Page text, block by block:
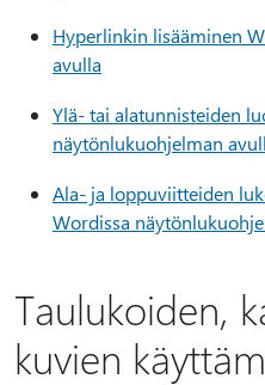
Hyperlinkin lisääminen
avulla
Ylä- tai alatunnisteiden
näytönlukuohjelman
Ala- ja loppuviitteiden
Wordissa
Taulukoiden,
kuvien